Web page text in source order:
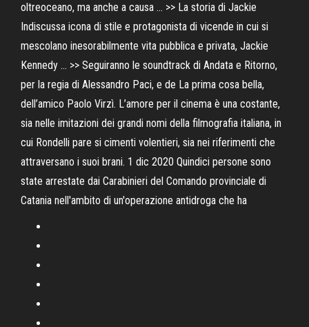
oltreoceano, ma anche a causa … >> La storia di Jackie
Indiscussa icona di stile e protagonista di vicende in cui si
mescolano inesorabilmente vita pubblica e privata, Jackie
Kennedy … >> Seguiranno le soundtrack di Andata e Ritorno,
per la regia di Alessandro Paci, e de La prima cosa bella,
dell’amico Paolo Virzì. L’amore per il cinema è una costante,
sia nelle imitazioni dei grandi nomi della filmografia italiana, in
cui Rondelli pare si cimenti volentieri, sia nei riferimenti che
attraversano i suoi brani. 1 dic 2020 Quindici persone sono
state arrestate dai Carabinieri del Comando provinciale di
Catania nell'ambito di un'operazione antidroga che ha